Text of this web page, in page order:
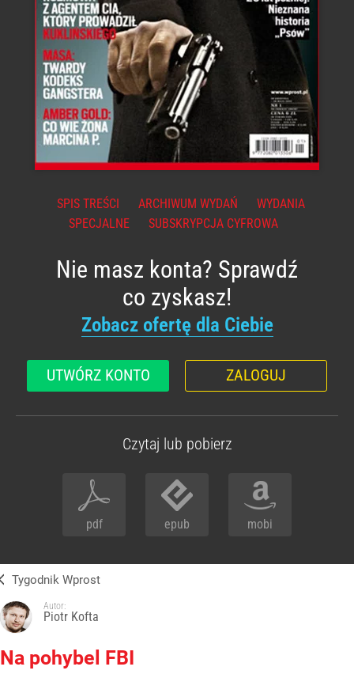
SPIS TREŚCI ARCHIWUM WYDAŃ
WYDANIA
SPECJALNE
SUBSKRYPCJA CYFROWA
Nie masz konta? Sprawdź
co zyskasz!
Zobacz ofertę dla Ciebie
UTWÓRZ KONTO ZALOGUJ
Czytaj lub pobierz
pdf epub mobi
Tygodnik Wprost
Autor:
Piotr Kofta
Na pohybel FBI